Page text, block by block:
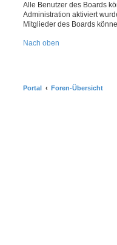
Alle Benutzer des Boards
Administration aktiviert
Mitglieder des Boards
Nach oben
Portal Foren-Übersicht